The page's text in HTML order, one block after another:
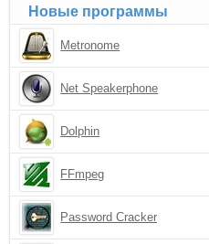
Новые программы
Metronome
Net Speakerphone
Dolphin
FFmpeg
Password Cracker